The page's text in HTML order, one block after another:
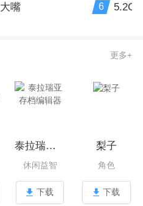
嘴 6 5.2C
更多+
泰拉瑞亚存档编辑器
休闲益智
下载
梨子
角色
下载